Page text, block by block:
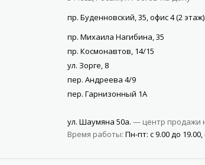
пр. Буденновский, 35, офис 4 (2 этаж).
пр. Михаила Нагибина, 35
пр. Космонавтов, 14/15
ул. Зорге, 8
пер. Андреева 4/9
пер. Гарнизонный 1А
ул. Шаумяна 50а. — центр продажи
Время работы: Пн-пт: с 9.00 до